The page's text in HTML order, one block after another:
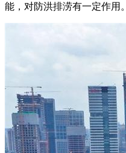
能，对防洪排涝有一定作用。